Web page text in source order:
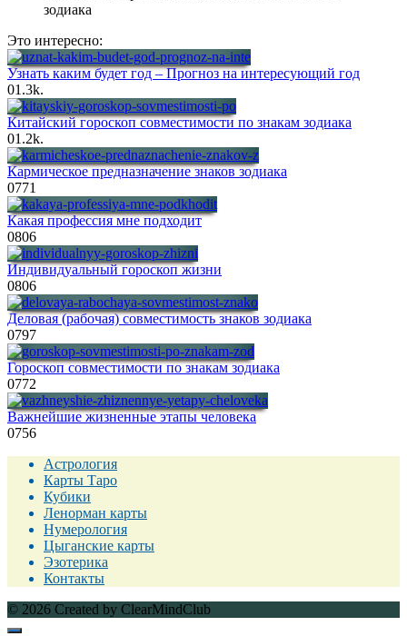
зодиака
Это интересно:
Узнать каким будет год – Прогноз на интересующий год
01.3k.
Китайский гороскоп совместимости по знакам зодиака
01.2k.
Кармическое предназначение знаков зодиака
0771
Какая профессия мне подходит
0806
Индивидуальный гороскоп жизни
0806
Деловая (рабочая) совместимость знаков зодиака
0797
Гороскоп совместимости по знакам зодиака
0772
Важнейшие жизненные этапы человека
0756
Астрология
Карты Таро
Кубики
Ленорман карты
Нумерология
Цыганские карты
Эзотерика
Контакты
© 2026 Created by ClearMindClub